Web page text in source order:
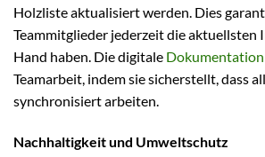
Holzliste aktualisiert werden. Dies
Teammitglieder jederzeit die aktuellsten
Hand haben. Die digitale Dokumentation
Teamarbeit, indem sie sicherstellt, dass
synchronisiert arbeiten.
Nachhaltigkeit und Umweltschutz